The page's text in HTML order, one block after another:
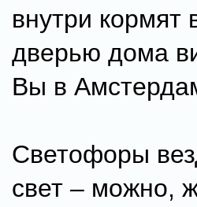
внутри кормят
дверью дома
Вы в
Светофоры
свет – можно,